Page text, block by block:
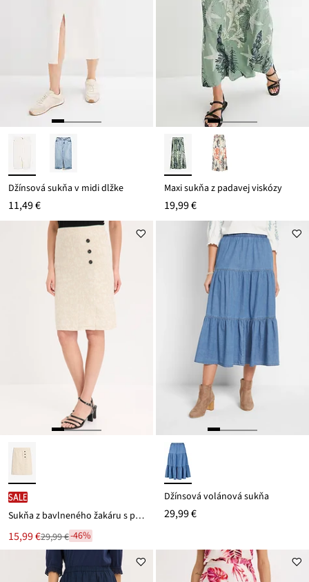
Džínsová sukňa v midi dĺžke
11,49 €
Maxi sukňa z padavej viskózy
19,99 €
SALE
Sukňa z bavlneného žakáru s podielom plátna
Nová
cena
15,99 €
Zľava 29,99 €-46%
Džínsová volánová sukňa
29,99 €